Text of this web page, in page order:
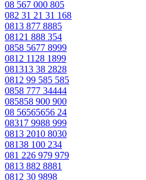
08 567 000 805
082 31 21 31 168
0813 877 8885
08121 888 354
0858 5677 8999
0812 1128 1899
081313 38 2828
0812 99 585 585
0858 777 34444
085858 900 900
08 56565656 24
08317 9988 999
0813 2010 8030
08138 100 234
081 226 979 979
0813 882 8881
0812 30 9898